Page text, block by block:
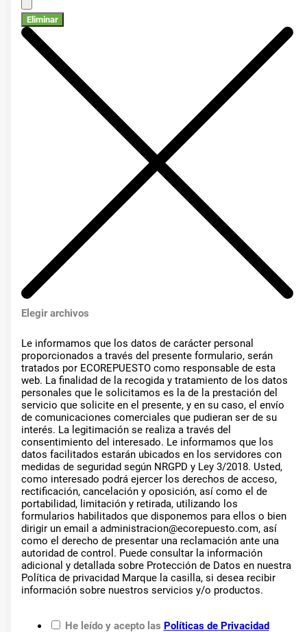
Eliminar
Elegir archivos
Le informamos que los datos de carácter personal
proporcionados a través del presente formulario, serán
tratados por ECOREPUESTO como responsable de esta
web. La finalidad de la recogida y tratamiento de los datos
personales que le solicitamos es la de la prestación del
servicio que solicite en el presente, y en su caso, el envío
de comunicaciones comerciales que pudieran ser de su
interés. La legitimación se realiza a través del
consentimiento del interesado. Le informamos que los
datos facilitados estarán ubicados en los servidores con
medidas de seguridad según NRGPD y Ley 3/2018. Usted,
como interesado podrá ejercer los derechos de acceso,
rectificación, cancelación y oposición, así como el de
portabilidad, limitación y retirada, utilizando los
formularios habilitados que disponemos para ellos o bien
dirigir un email a administracion@ecorepuesto.com, así
como el derecho de presentar una reclamación ante una
autoridad de control. Puede consultar la información
adicional y detallada sobre Protección de Datos en nuestra
Política de privacidad Marque la casilla, si desea recibir
información sobre nuestros servicios y/o productos.
He leído y acepto las Políticas de Privacidad